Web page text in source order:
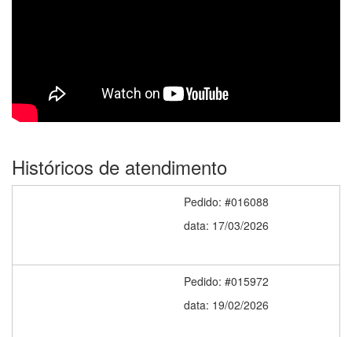
Históricos de atendimento
Pedido: #016088
data: 17/03/2026
Pedido: #015972
data: 19/02/2026